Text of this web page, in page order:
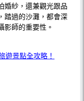
婚紗，還兼觀光跟品
踏過的沙灘，都會深
影師的重要性。
遊景點全攻略！